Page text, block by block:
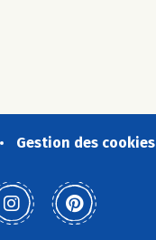
Gestion des cookies